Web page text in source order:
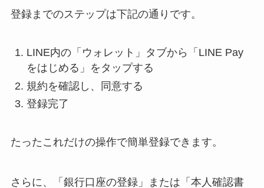
登録までのステップは下記の通りです。
LINE内の「ウォレット」タブから「LINE Pay
をはじめる」をタップする
規約を確認し、同意する
登録完了
たったこれだけの操作で簡単登録できます。
さらに、「 銀行口座の登録」または「 本人確認書